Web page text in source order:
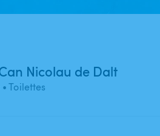
Nicolau de Dalt
• Toilettes